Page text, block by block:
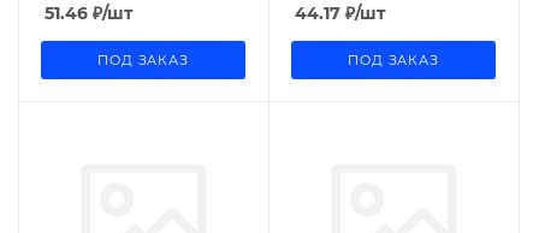
51.46 ₽/шт
ПОД ЗАКАЗ
44.17 ₽/шт
ПОД ЗАКАЗ